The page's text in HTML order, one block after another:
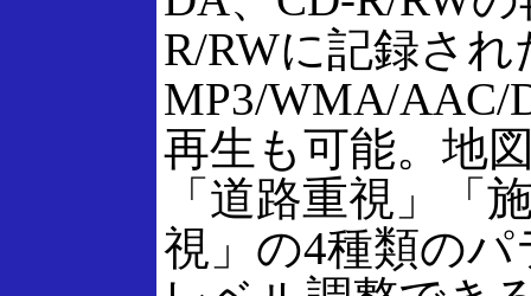
R/RWに記録され
MP3/WMA/AAC/
再生も可能。地
「道路重視」「
視」の4種類の